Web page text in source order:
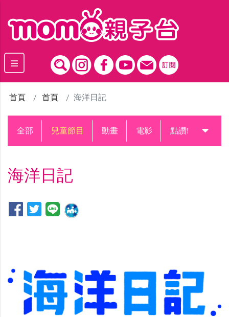
首頁 首頁 海洋日記
全部 兒童節目 動畫 電影 點讚!升級中
海洋日記